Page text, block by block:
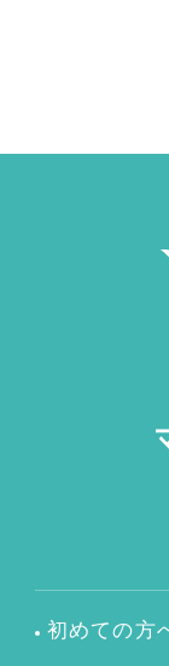
初めての方